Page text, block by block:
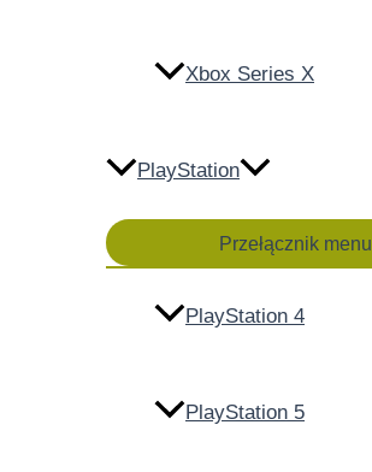
Xbox Series X
PlayStation
Przełącznik menu
PlayStation 4
PlayStation 5